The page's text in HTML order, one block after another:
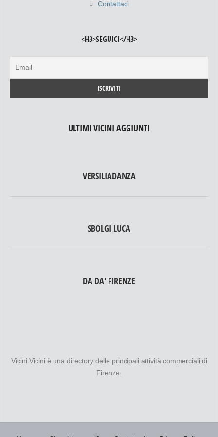
Contattaci
<H3>SEGUICI</H3>
ULTIMI VICINI AGGIUNTI
VERSILIADANZA
SBOLGI LUCA
DA DA' FIRENZE
Vicini Vicini è una directory delle principali attività commerciali di
Firenze.